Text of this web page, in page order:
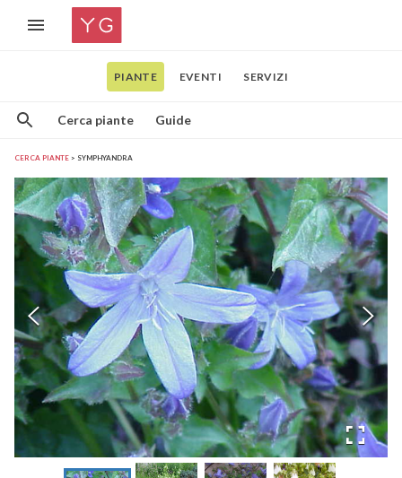
PIANTE EVENTI SERVIZI
Cerca piante Guide
CERCA PIANTE SYMPHYANDRA